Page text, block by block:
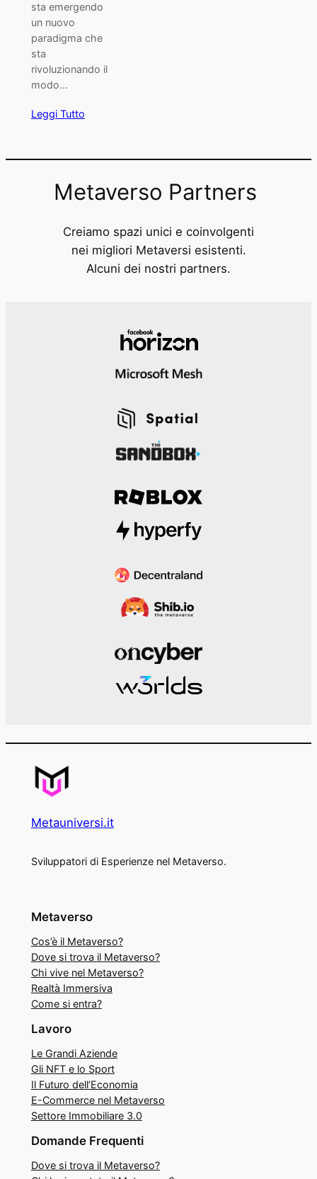
sta emergendo
un nuovo
paradigma che
sta
rivoluzionando il
modo…
Leggi Tutto
Metaverso Partners
Creiamo spazi unici e coinvolgenti
nei migliori Metaversi esistenti.
Alcuni dei nostri partners.
Metauniversi.it
Sviluppatori di Esperienze nel Metaverso.
Metaverso
Cos’è il Metaverso?
Dove si trova il Metaverso?
Chi vive nel Metaverso?
Realtà Immersiva
Come si entra?
Lavoro
Le Grandi Aziende
Gli NFT e lo Sport
Il Futuro dell’Economia
E-Commerce nel Metaverso
Settore Immobiliare 3.0
Domande Frequenti
Dove si trova il Metaverso?